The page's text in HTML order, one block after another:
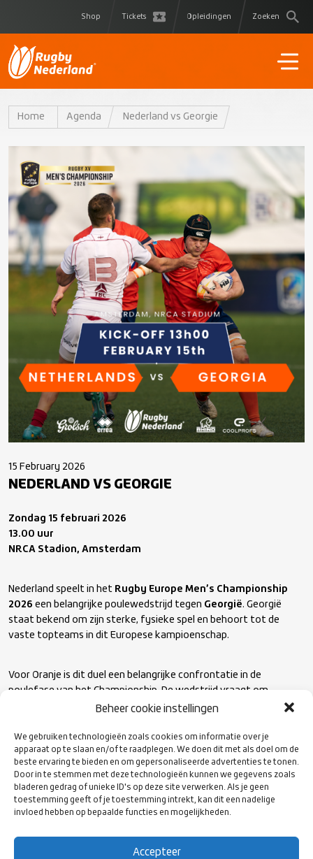
Beheer cookie instellingen
We gebruiken technologieën zoals cookies om informatie over je
apparaat op te slaan en/of te raadplegen. We doen dit met als doel om de
beste ervaring te bieden en om gepersonaliseerde advertenties te tonen.
Door in te stemmen met deze technologieën kunnen we gegevens zoals
bladeren gedrag of unieke ID's op deze site verwerken. Als je geen
toestemming geeft of je toestemming intrekt, kan dit een nadelige
invloed hebben op bepaalde functies en mogelijkheden.
Accepteer
Shop Tickets Opleidingen Zoeken
Home Agenda Nederland vs Georgie
15 February 2026
NEDERLAND VS GEORGIE
Zondag 15 februari 2026
13.00 uur
NRCA Stadion, Amsterdam
Nederland speelt in het Rugby Europe Men’s Championship
2026 een belangrijke poulewedstrijd tegen Georgië. Georgië
staat bekend om zijn sterke, fysieke spel en behoort tot de
vaste topteams in dit Europese kampioenschap.
Voor Oranje is dit duel een belangrijke confrontatie in de
poulefase van het Championship. De wedstrijd vraagt om
maximaal teamspel, lichamelijk werk en tactische scherpte, het is
Tickets zijn verkrijgbaar via:
https://rugby.nl/ticketshop/
Kom naar hetNRCA Stadionen steun Oranje in deze cruciale